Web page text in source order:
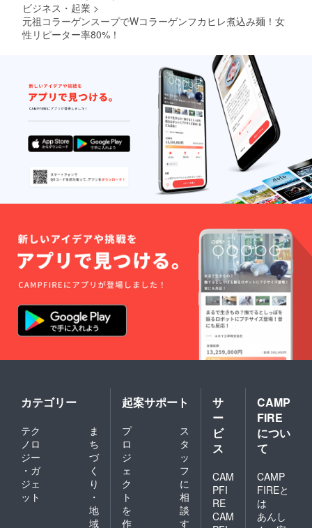
ビジネス・起業 >
元祖コラーゲンスープでWコラーゲンフカヒレ煮込み麺！女
性リピーター率80%！
カテゴリー
テク
ノロ
ジー
・ガ
ジェ
ット
ま
ち
づ
く
り
・
地
域
起案サポート
プ
ロ
ジ
ェ
ク
ト
を
作
ス
タ
ッ
フ
に
相
談
す
サ
ー
ビ
ス
CAM
PFI
RE
CAM
CAMP
FIRE
につい
て
CAMP
FIREと
は
あんし